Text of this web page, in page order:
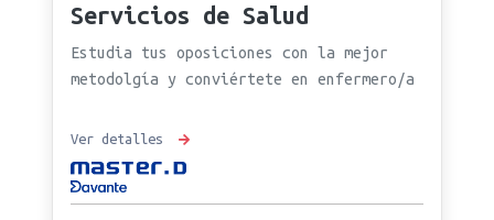
Servicios de Salud
Estudia tus oposiciones con la mejor
metodolgía y conviértete en enfermero/a
Ver detalles